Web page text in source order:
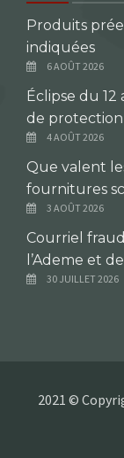
Produits
indiquées
6 AOÛT 2026
Éclipse du
de
4 AOÛT 2026
Que valent
fournitures
3 AOÛT 2026
Courriel
l’Ademe et
30 JUILLET 2026
2021 ©